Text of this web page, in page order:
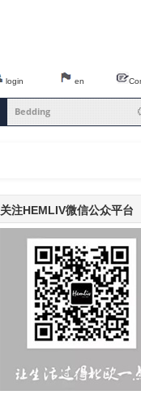
en
login
关注HEMLIV微信公众平台